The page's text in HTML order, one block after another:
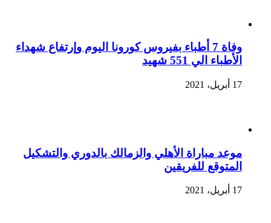
وفاة 7 أطباء بفيروس كورونا اليوم وإرتفاع شهداء
الأطباء الي 551 شهيد
17 أبريل، 2021
موعد مباراة الأهلي والزمالك بالدوري والتشكيل
المتوقع للفريقين
17 أبريل، 2021